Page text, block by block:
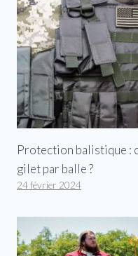
Protection balistique :
gilet par balle ?
24 février 2024